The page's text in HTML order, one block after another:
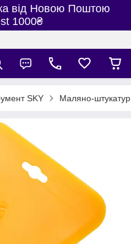
від Новою Поштою
1000₴
SKY Маляно-